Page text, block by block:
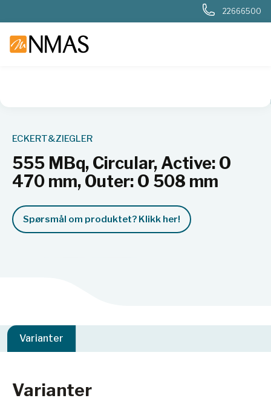
22666500
Nukleær, strålevern, beredskap,
ECKERT&ZIEGLER
555 MBq, Circular, Active: O
470 mm, Outer: O 508 mm
Spørsmål om produktet? Klikk her!
Varianter
Varianter